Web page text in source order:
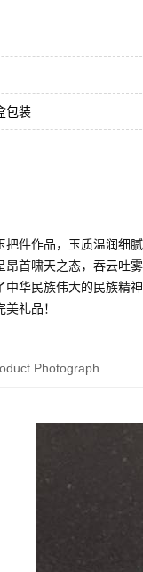
包装
把件作品，玉质温润细
昂首啸天之态，吞云吐
中华民族伟大的民族精
礼品！
Photograph